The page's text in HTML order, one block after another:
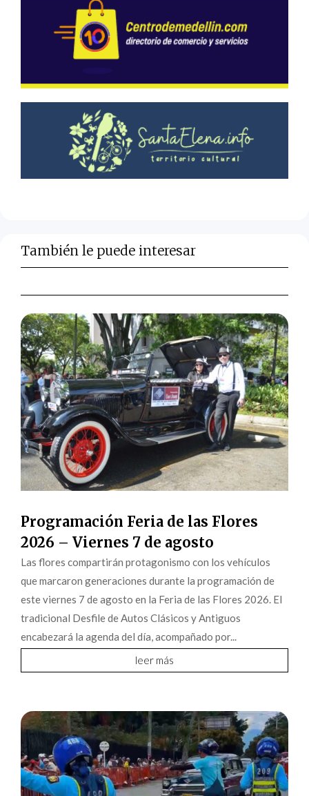
Programación Feria de las Flores
2026 – Viernes 7 de agosto
Las flores compartirán protagonismo con los vehículos
que marcaron generaciones durante la programación de
este viernes 7 de agosto en la Feria de las Flores 2026. El
tradicional Desfile de Autos Clásicos y Antiguos
encabezará la agenda del día, acompañado por...
leer más